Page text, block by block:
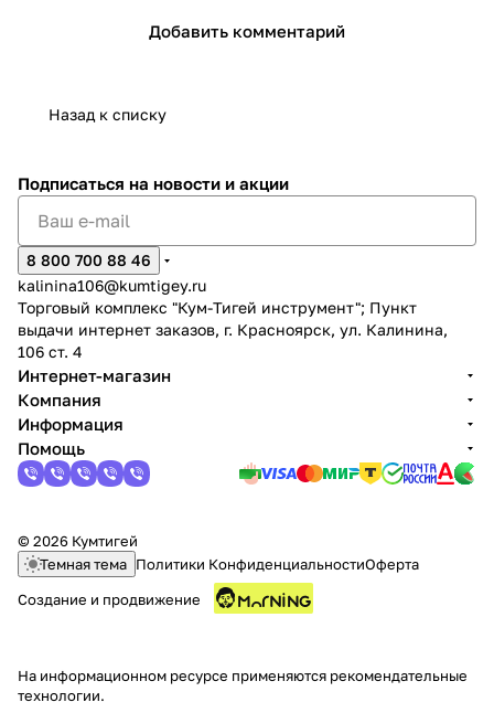
Добавить комментарий
Назад к списку
Подписаться на новости и акции
8 800 700 88 46
kalinina106@kumtigey.ru
Торговый комплекс "Кум-Тигей инструмент"; Пункт
выдачи интернет заказов, г. Красноярск, ул. Калинина,
106 ст. 4
Интернет-магазин
Компания
Информация
Помощь
© 2026 Кумтигей
Темная тема Политики КонфиденциальностиОферта
Создание и продвижение
На информационном ресурсе применяются рекомендательные
технологии.